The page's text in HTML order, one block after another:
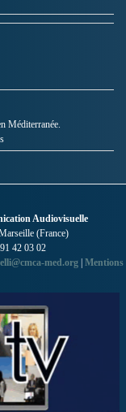
Méditerranée.
Audiovisuelle
(France)
42 03 02
med.org Mentions